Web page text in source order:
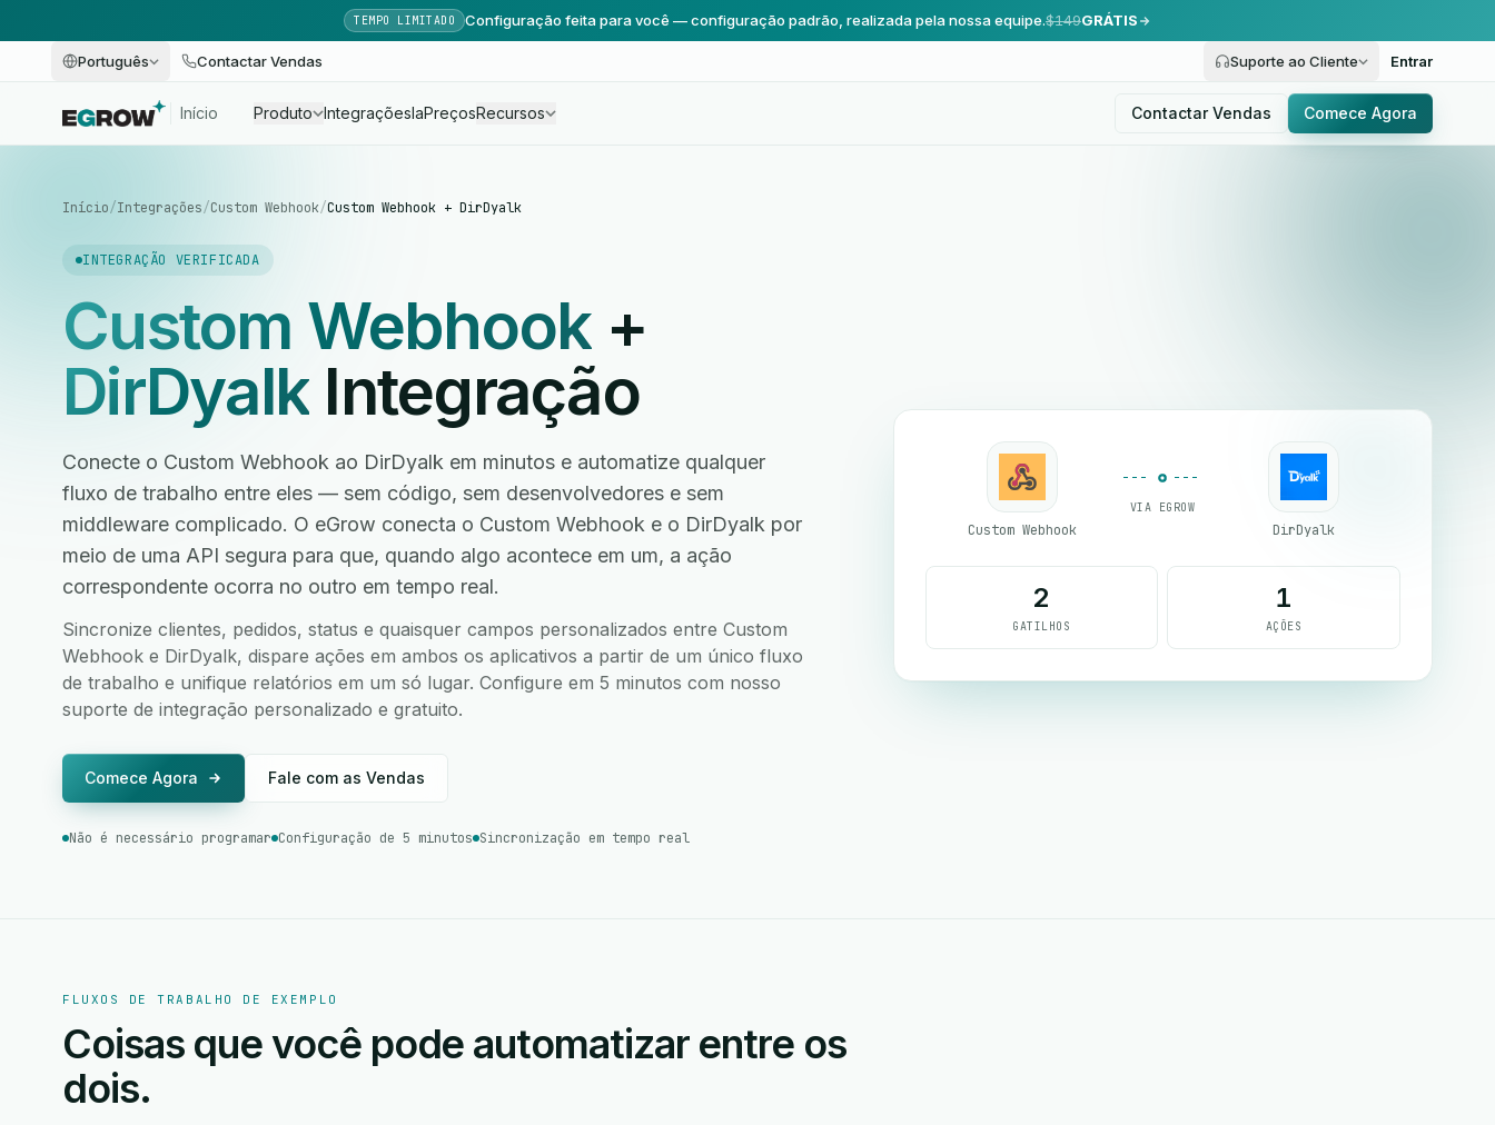
TEMPO LIMITADO Configuração feita para você — configuração padrão, realizada pela nossa equipe.$149GRÁTIS
Português Contactar Vendas Suporte ao Cliente Entrar
Início Produto IntegraçõesIaPreçosRecursos Contactar Vendas Comece Agora
Início/Integrações/Custom Webhook/Custom Webhook + DirDyalk
INTEGRAÇÃO VERIFICADA
Custom Webhook+
DirDyalk Integração
Conecte o Custom Webhook ao DirDyalk em minutos e automatize qualquer
fluxo de trabalho entre eles — sem código, sem desenvolvedores e sem
middleware complicado. O eGrow conecta o Custom Webhook e o DirDyalk por
meio de uma API segura para que, quando algo acontece em um, a ação
correspondente ocorra no outro em tempo real.
Sincronize clientes, pedidos, status e quaisquer campos personalizados entre Custom
Webhook e DirDyalk, dispare ações em ambos os aplicativos a partir de um único fluxo
de trabalho e unifique relatórios em um só lugar. Configure em 5 minutos com nosso
suporte de integração personalizado e gratuito.
Comece Agora Fale com as Vendas
Não é necessário programar Configuração de 5 minutos Sincronização em tempo real
Custom Webhook
VIA EGROW
DirDyalk
2
GATILHOS
1
AÇÕES
FLUXOS DE TRABALHO DE EXEMPLO
Coisas que você pode automatizar entre os
dois.